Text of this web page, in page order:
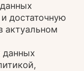
достаточную
актуальном
данных